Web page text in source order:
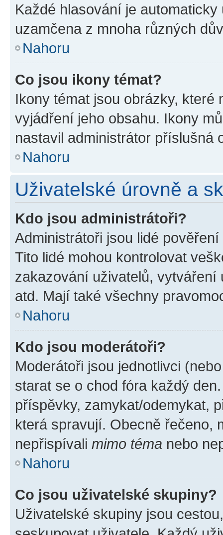
Každé hlasování je
uzamčena z mnoha různých
Nahoru
Co jsou ikony témat?
Ikony témat jsou obrázky,
vyjádření jeho obsahu. Ikony
nastavil administrátor příslušná
Nahoru
Uživatelské úrovně a
Kdo jsou administrátoři?
Administrátoři jsou lidé
Tito lidé mohou kontrolovat
zakazování uživatelů,
atd. Mají také všechny
Nahoru
Kdo jsou moderátoři?
Moderátoři jsou jednotlivci
starat se o chod fóra každý
příspěvky, zamykat/odemykat,
která spravují. Obecně řečeno,
nepřispívali mimo téma nebo
Nahoru
Co jsou uživatelské skupiny?
Uživatelské skupiny jsou